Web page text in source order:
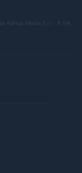
AdHub Media S.r.l. · P.IVA